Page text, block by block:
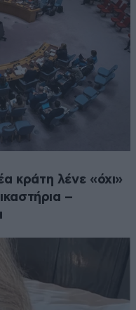
κράτη λένε «όχι»
–